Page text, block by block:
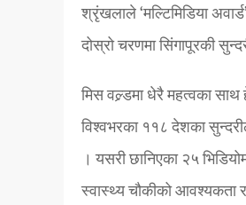
श्रृंखलाले ‘मल्टिमिडिया
दोस्रो चरणमा सिंगापूरकी
मिस वल्र्डमा धेरै महत्वका साथ
विश्वभरका ११८ देशका
। यसरी छानिएका २५
स्वास्थ्य चौकीको आवश्यकता